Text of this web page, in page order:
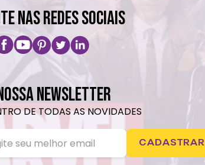
NAS REDES SOCIAIS
NEWSLETTER
DE TODAS AS NOVIDADES
CADASTRAR